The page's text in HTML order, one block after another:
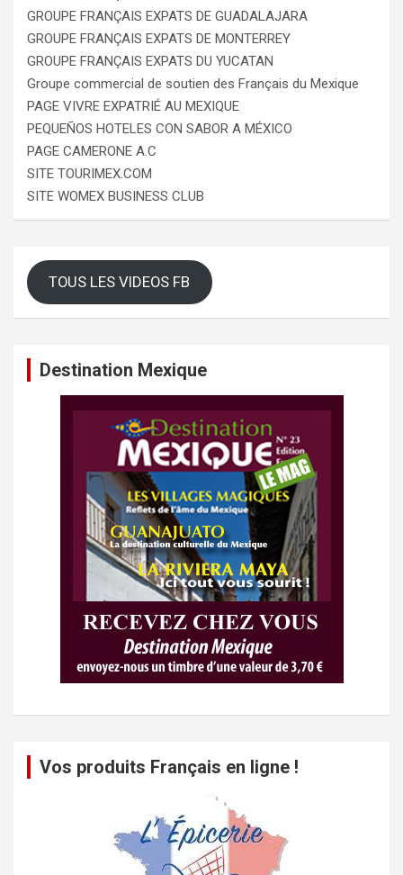
GROUPE FRANÇAIS EXPATS DE GUADALAJARA
GROUPE FRANÇAIS EXPATS DE MONTERREY
GROUPE FRANÇAIS EXPATS DU YUCATAN
Groupe commercial de soutien des Français du Mexique
PAGE VIVRE EXPATRIÉ AU MEXIQUE
PEQUEÑOS HOTELES CON SABOR A MÉXICO
PAGE CAMERONE A.C
SITE TOURIMEX.COM
SITE WOMEX BUSINESS CLUB
TOUS LES VIDEOS FB
Destination Mexique
Vos produits Français en ligne !